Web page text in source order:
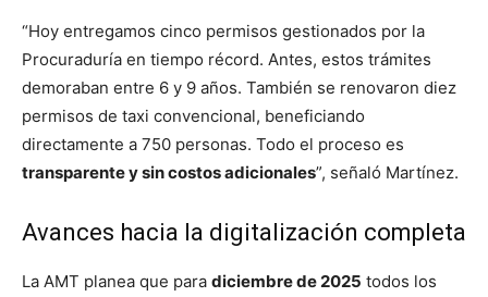
“Hoy entregamos cinco permisos gestionados por la
Procuraduría en tiempo récord. Antes, estos trámites
demoraban entre 6 y 9 años. También se renovaron diez
permisos de taxi convencional, beneficiando
directamente a 750 personas. Todo el proceso es
transparente y sin costos adicionales”, señaló Martínez.
Avances hacia la digitalización completa
La AMT planea que para diciembre de 2025 todos los